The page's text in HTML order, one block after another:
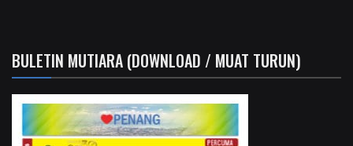
BULETIN MUTIARA (DOWNLOAD / MUAT TURUN)